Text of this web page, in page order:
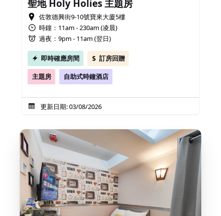
聖地 Holy Holies 主題房
佐敦德興街9-10號寶來大廈5樓
時鐘：11am - 230am (凌晨)
過夜：9pm - 11am (翌日)
即時確應房間 訂房回贈
主題房 自助式時鐘酒店
更新日期: 03/08/2026